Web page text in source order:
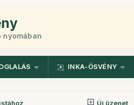
nyomában
INKA-ÖSVÉNY
Új üzenet